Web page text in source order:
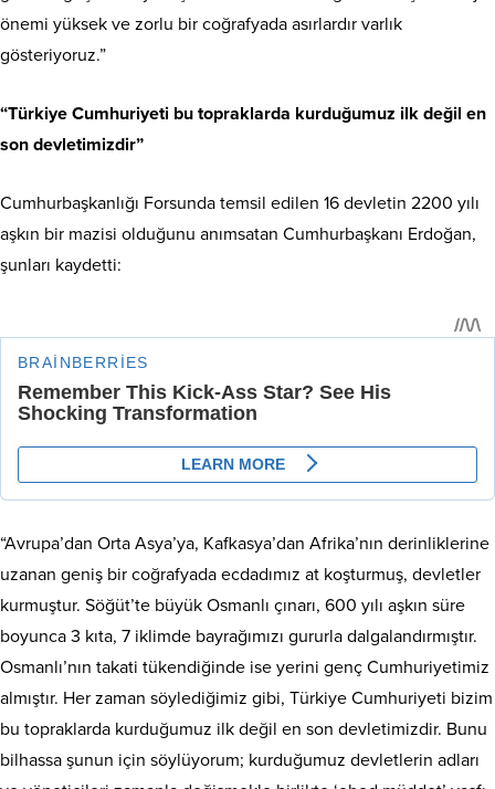
önemi yüksek ve zorlu bir coğrafyada asırlardır varlık
gösteriyoruz.”
“Türkiye Cumhuriyeti bu topraklarda kurduğumuz ilk değil en
son devletimizdir”
Cumhurbaşkanlığı Forsunda temsil edilen 16 devletin 2200 yılı
aşkın bir mazisi olduğunu anımsatan Cumhurbaşkanı Erdoğan,
şunları kaydetti:
“Avrupa’dan Orta Asya’ya, Kafkasya’dan Afrika’nın derinliklerine
uzanan geniş bir coğrafyada ecdadımız at koşturmuş, devletler
kurmuştur. Söğüt’te büyük Osmanlı çınarı, 600 yılı aşkın süre
boyunca 3 kıta, 7 iklimde bayrağımızı gururla dalgalandırmıştır.
Osmanlı’nın takati tükendiğinde ise yerini genç Cumhuriyetimiz
almıştır. Her zaman söylediğimiz gibi, Türkiye Cumhuriyeti bizim
bu topraklarda kurduğumuz ilk değil en son devletimizdir. Bunu
bilhassa şunun için söylüyorum; kurduğumuz devletlerin adları